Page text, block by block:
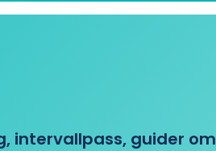
intervallpass, guider om